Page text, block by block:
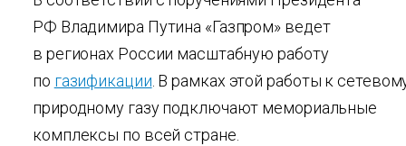
РФ Владимира Путина «Газпром» ведет
в регионах России масштабную работу
по газификации. В рамках этой работы к
природному газу подключают мемориальные
комплексы по всей стране.